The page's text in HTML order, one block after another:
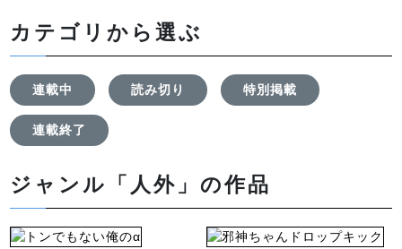
カテゴリから選ぶ
連載中 読み切り 特別掲載
連載終了
ジャンル「人外」の作品